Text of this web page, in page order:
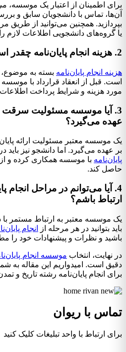
برای اطمینان از اعتبار یک موسسه،
آن‌ها، تماس با دانشجویان سابق و
بپردازید. همچنین می‌توانید از طریق
یا گروه‌های دانشجویی اطلاعات لازم
2. هزینه انجام پایان‌نامه چقدر است؟
هزینه انجام پایان‌نامه بسته به
است. قبل از انعقاد قرارداد با
مورد هزینه و شرایط پرداخت
3. آیا موسسه مسئولیت سرقت
عهده می‌گیرد؟
یک موسسه معتبر مسئولیت ارائه
بر عهده می‌گیرد. اما دانشجو نیز باید
پایان‌نامه با موسسه همکاری کرده و
حاصل کند.
4. آیا می‌توانم در مراحل انجام
ارتباط باشم؟
یک موسسه معتبر به ارتباط مستمر
باید بتوانید در هر مرحله از
انجام
باشید و نظرات و پیشنهادات خود را
در نهایت، انتخاب موسسه انجام
دقیق است. امیدواریم این مقاله به
برای انجام پایان‌نامه رشته تاریخ و
تماس با ریوان
برای ارتباط با واحد تبلیغات کلیک کنید